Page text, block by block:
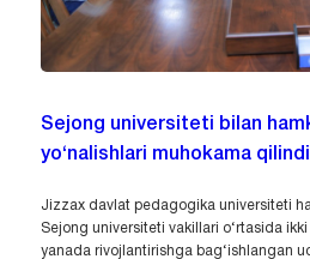
Sejong universiteti bilan
yo‘nalishlari muhokama qilindi
Jizzax davlat pedagogika universiteti
Sejong universiteti vakillari o‘rtasida
yanada rivojlantirishga bag‘ishlangan